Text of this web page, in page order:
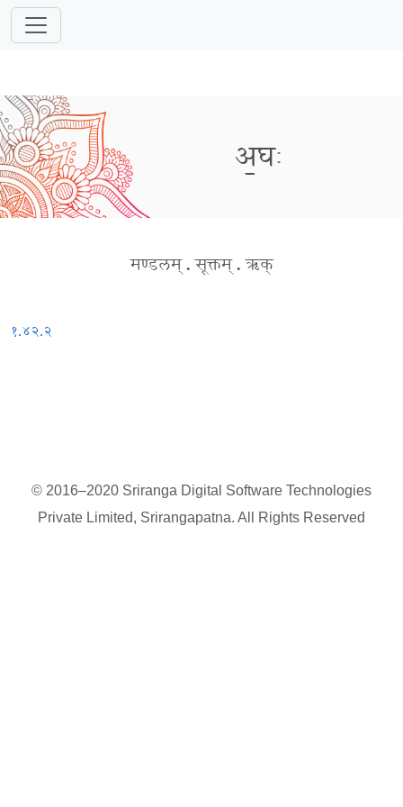
अ॒घः
मण्डलम् . सूक्तम् . ऋक्
१.४२.२
© 2016–2020 Sriranga Digital Software Technologies
Private Limited, Srirangapatna. All Rights Reserved